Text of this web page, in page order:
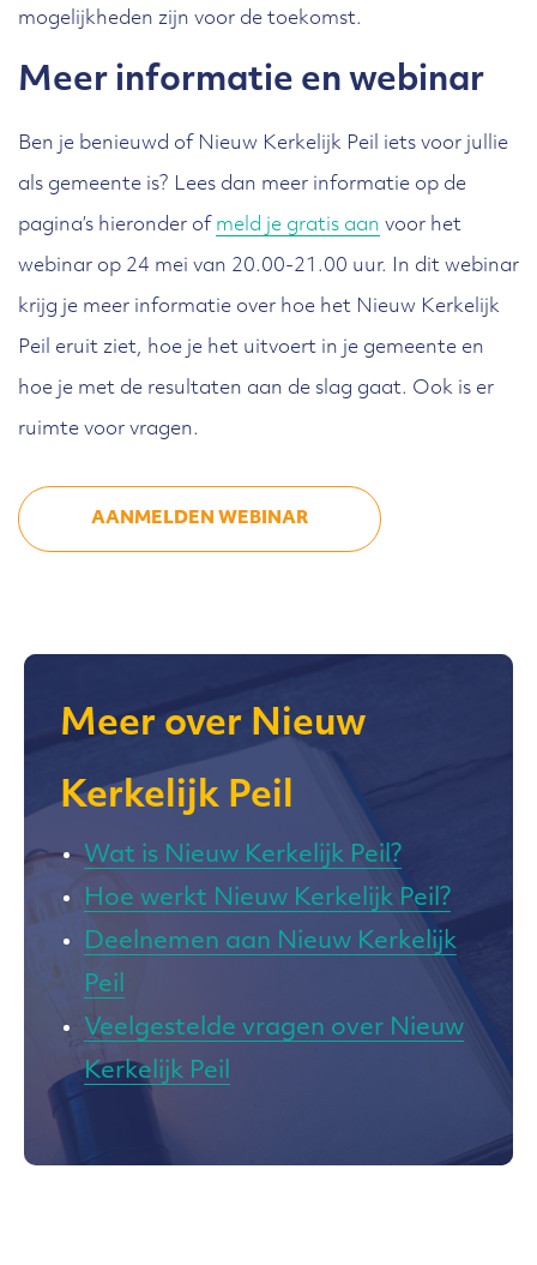
mogelijkheden zijn voor de toekomst.
Meer informatie en webinar
Ben je benieuwd of Nieuw Kerkelijk Peil iets voor jullie
als gemeente is? Lees dan meer informatie op de
pagina’s hieronder of meld je gratis aan voor het
webinar op 24 mei van 20.00-21.00 uur. In dit webinar
krijg je meer informatie over hoe het Nieuw Kerkelijk
Peil eruit ziet, hoe je het uitvoert in je gemeente en
hoe je met de resultaten aan de slag gaat. Ook is er
ruimte voor vragen.
AANMELDEN WEBINAR
Meer over Nieuw
Kerkelijk Peil
Wat is Nieuw Kerkelijk Peil?
Hoe werkt Nieuw Kerkelijk Peil?
Deelnemen aan Nieuw Kerkelijk
Peil
Veelgestelde vragen over Nieuw
Kerkelijk Peil